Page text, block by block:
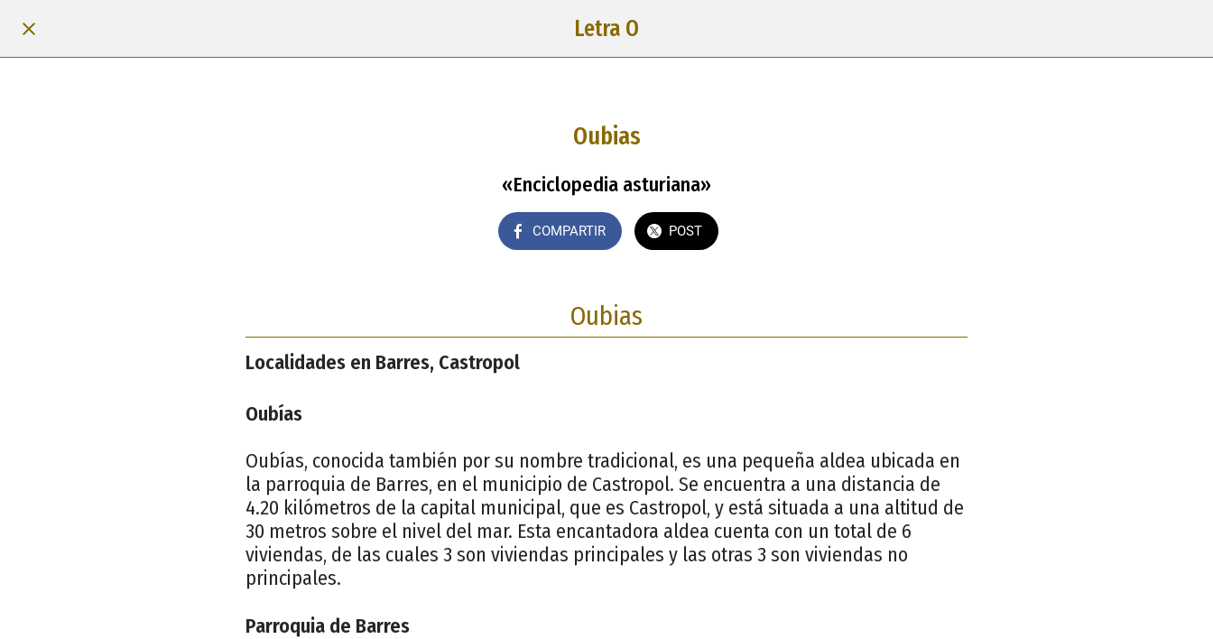
Letra O
Oubias
«Enciclopedia asturiana»
COMPARTIR POST
Oubias
Localidades en Barres, Castropol
Oubías
Oubías, conocida también por su nombre tradicional, es una pequeña aldea ubicada en
la parroquia de Barres, en el municipio de Castropol. Se encuentra a una distancia de
4.20 kilómetros de la capital municipal, que es Castropol, y está situada a una altitud de
30 metros sobre el nivel del mar. Esta encantadora aldea cuenta con un total de 6
viviendas, de las cuales 3 son viviendas principales y las otras 3 son viviendas no
principales.
Parroquia de Barres